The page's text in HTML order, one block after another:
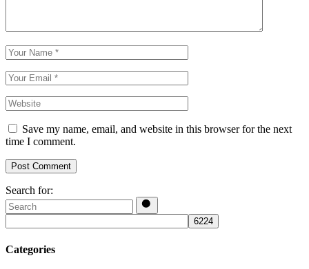
Save my name, email, and website in this browser for the next
time I comment.
Post Comment
Search for:
Categories